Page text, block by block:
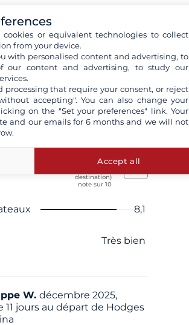
partenaire
297 avis
clients
note sur 10
8,1
Superbe
destination)
note sur 10
8,1
Note 8,1
Très bien
W.décembre 2025,
11 jours au départ de Hodges
cookies or equivalent technologies to collect
from your device.
with personalised content and advertising, to
our content and advertising, to study our
processing that require your consent, or reject
accepting". You can also change your
on the "Set your preferences" link. Your
and our emails for 6 months and we will not
Accept all